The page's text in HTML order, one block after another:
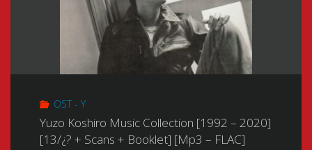
OST - Y
Yuzo Koshiro Music Collection [1992 – 2020]
[13/¿? + Scans + Booklet] [Mp3 – FLAC]